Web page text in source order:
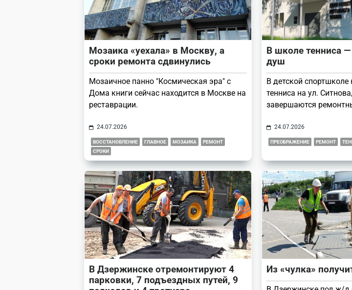
Мозаика «уехала» в Москву, а
сроки ремонта сдвинулись
Мозаичное панно "Космическая эра" с
Дома книги сейчас находится в Москве на
реставрации.
24.07.2026
ВОССТАНОВЛЕНИЕ ГЛАВНОЕ МОЗАИКА
РЕМОНТ
СРОКИ
В школе тенниса
душ
В детской спортшколе
тенниса на ул.
завершаются
24.07.2026
ПРЕОБРАЖЕНИЕ РЕМОНТ
В Дзержинске отремонтируют 4
парковки, 7 подъездных путей, 9
Из «чулка»